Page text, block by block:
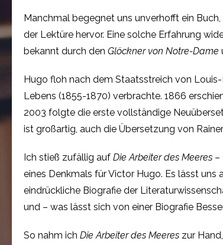
Manchmal begegnet uns unverhofft ein Buch,
der Lektüre hervor. Eine solche Erfahrung
bekannt durch den Glöckner von Notre-Dame
Hugo floh nach dem Staatsstreich von
Lebens (1855-1870) verbrachte. 1866
2003 folgte die erste vollständige
ist großartig, auch die Übersetzung von
Ich stieß zufällig auf Die Arbeiter des Meeres –
eines Denkmals für Victor Hugo. Es lässt
eindrückliche Biografie der
und – was lässt sich von einer Biografie
So nahm ich Die Arbeiter des Meeres zur